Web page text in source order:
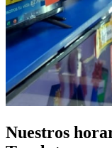
Nuestros